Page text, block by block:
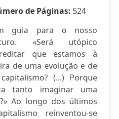
de Páginas: 524
guia para o nosso
«Será utópico
que estamos à
de uma evolução e de
(...) Porque
tanto imaginar uma
Ao longo dos últimos
reinventou-se